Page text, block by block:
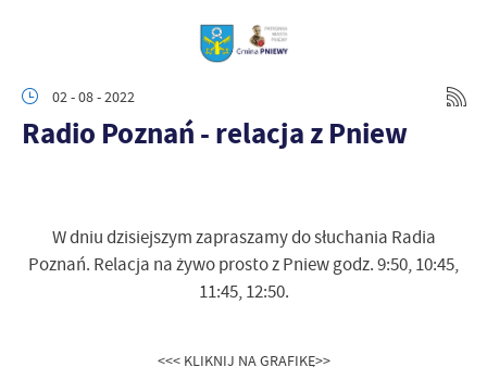
02 - 08 - 2022
Radio Poznań - relacja z Pniew
W dniu dzisiejszym zapraszamy do słuchania Radia
Poznań. Relacja na żywo prosto z Pniew godz. 9:50, 10:45,
11:45, 12:50.
<<< KLIKNIJ NA GRAFIKĘ>>